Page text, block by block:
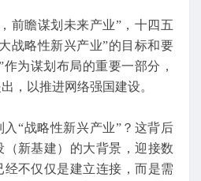
前瞻谋划未来产业”，十四五
战略性新兴产业”的目标和要
为谋划布局的重要一部分，
，以推进网络强国建设。
入“战略性新兴产业”？这背后
新基建）的大背景，迎接数
不仅仅是建立连接，而是需